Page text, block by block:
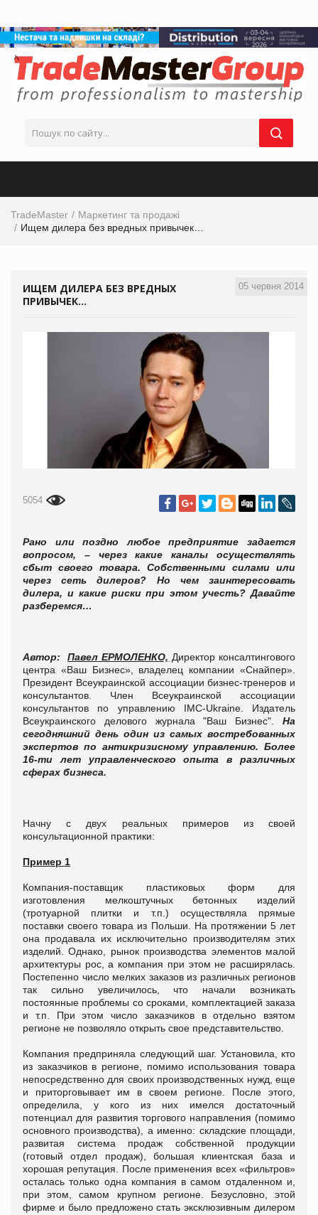
TradeMaster
Маркетинг та продажі
Ищем дилера без вредных привычек…
05 червня 2014
ИЩЕМ ДИЛЕРА БЕЗ ВРЕДНЫХ
ПРИВЫЧЕК…
5054
Рано или поздно любое предприятие задается
вопросом, – через какие каналы осуществлять
сбыт своего товара. Собственными силами или
через сеть дилеров? Но чем заинтересовать
дилера, и какие риски при этом учесть? Давайте
разберемся…
Автор: Павел ЕРМОЛЕНКО, Директор консалтингового
центра «Ваш Бизнес», владелец компании «Снайпер».
Президент Всеукраинской ассоциации бизнес-тренеров и
консультантов. Член Всеукраинской ассоциации
консультантов по управлению IMC-Ukraine. Издатель
Всеукраинского делового журнала "Ваш Бизнес". На
сегодняшний день один из самых востребованных
экспертов по антикризисному управлению. Более
16-ти лет управленческого опыта в различных
сферах бизнеса.
Начну с двух реальных примеров из своей
консультационной практики:
Пример 1
Компания-поставщик пластиковых форм для
изготовления мелкоштучных бетонных изделий
(тротуарной плитки и т.п.) осуществляла прямые
поставки своего товара из Польши. На протяжении 5 лет
она продавала их исключительно производителям этих
изделий. Однако, рынок производства элементов малой
архитектуры рос, а компания при этом не расширялась.
Постепенно число мелких заказов из различных регионов
так сильно увеличилось, что начали возникать
постоянные проблемы со сроками, комплектацией заказа
и т.п. При этом число заказчиков в отдельно взятом
регионе не позволяло открыть свое представительство.
Компания предприняла следующий шаг. Установила, кто
из заказчиков в регионе, помимо использования товара
непосредственно для своих производственных нужд, еще
и приторговывает им в своем регионе. После этого,
определила, у кого из них имелся достаточный
потенциал для развития торгового направления (помимо
основного производства), а именно: складские площади,
развитая система продаж собственной продукции
(готовый отдел продаж), большая клиентская база и
хорошая репутация. После применения всех «фильтров»
осталась только одна компания в самом отдаленном и,
при этом, самом крупном регионе. Безусловно, этой
фирме и было предложено стать эксклюзивным дилером